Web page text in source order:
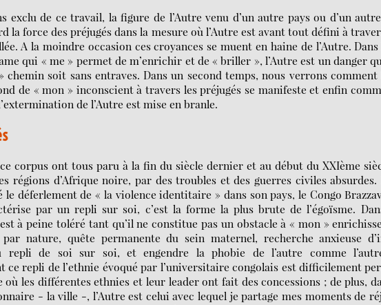
exclu de ce travail, la figure de l’Autre venu d’un autre pays ou d’un
la force des préjugés dans la mesure où l’Autre est avant tout défini à
A la moindre occasion ces croyances se muent en haine de l’Autre.
qui « me » permet de m’enrichir et de « briller », l’Autre est un danger
soit sans entraves. Dans un second temps, nous verrons comment
de « mon » inconscient à travers les préjugés se manifeste et enfin
de l’Autre est mise en branle.
corpus ont tous paru à la fin du siècle dernier et au début du XXIème
régions d’Afrique noire, par des troubles et des guerres civiles
le déferlement de « la violence identitaire » dans son pays, le Congo
par un repli sur soi, c’est la forme la plus brute de l’égoïsme.
à peine toléré tant qu’il ne constitue pas un obstacle à « mon »
nature, quête permanente du sein maternel, recherche anxieuse
repli de soi sur soi, et engendre la phobie de l’autre comme
ce repli de l’ethnie évoqué par l’universitaire congolais est difficilement
les différentes ethnies et leur leader ont fait des concessions ; de plus,
- la ville -, l’Autre est celui avec lequel je partage mes moments de